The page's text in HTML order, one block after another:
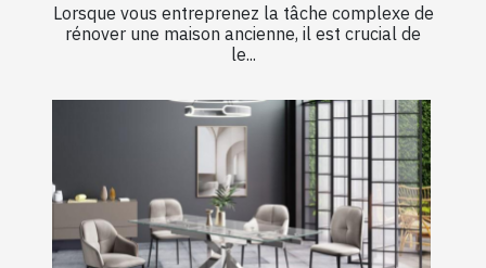
Lorsque vous entreprenez la tâche complexe de
rénover une maison ancienne, il est crucial de
le...